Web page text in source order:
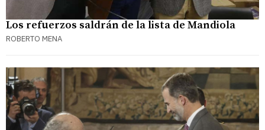
Los refuerzos saldrán de la lista de Mandiola
ROBERTO MENA